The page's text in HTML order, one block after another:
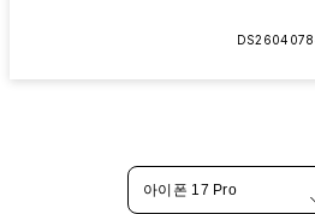
아이폰 17 Pro